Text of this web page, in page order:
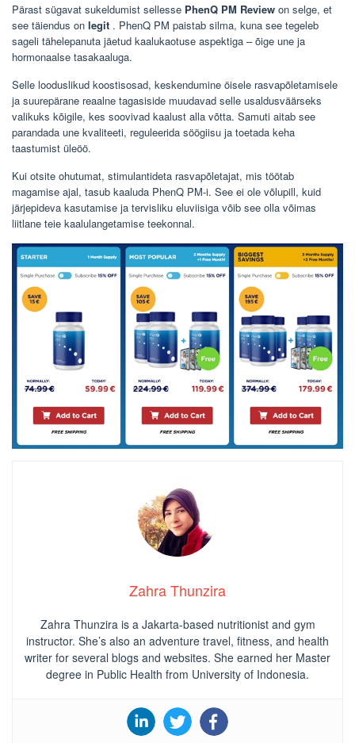
Pärast sügavat sukeldumist sellesse PhenQ PM Review on selge, et
see täiendus on legit . PhenQ PM paistab silma, kuna see tegeleb
sageli tähelepanuta jäetud kaalukaotuse aspektiga – õige une ja
hormonaalse tasakaaluga.
Selle looduslikud koostisosad, keskendumine öisele rasvapõletamisele
ja suurepärane reaalne tagasiside muudavad selle usaldusväärseks
valikuks kõigile, kes soovivad kaalust alla võtta. Samuti aitab see
parandada une kvaliteeti, reguleerida söögiisu ja toetada keha
taastumist üleöö.
Kui otsite ohutumat, stimulantideta rasvapõletajat, mis töötab
magamise ajal, tasub kaaluda PhenQ PM-i. See ei ole võlupill, kuid
järjepideva kasutamise ja tervisliku eluviisiga võib see olla võimas
liitlane teie kaalulangetamise teekonnal.
Zahra Thunzira
Zahra Thunzira is a Jakarta-based nutritionist and gym
instructor. She’s also an adventure travel, fitness, and health
writer for several blogs and websites. She earned her Master
degree in Public Health from University of Indonesia.